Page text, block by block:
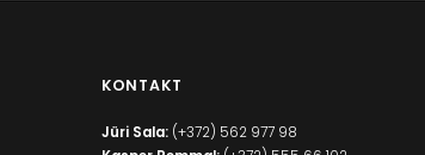
KONTAKT
Jüri Sala: (+372) 562 977 98